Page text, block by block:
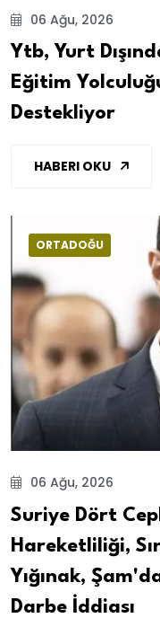
06 Ağu, 2026
Ytb, Yurt
Eğitim
Destekliyor
HABERI OKU
ORTADOĞU
06 Ağu, 2026
Suriye Dört
Hareketliliği,
Yığınak,
Darbe İddiası